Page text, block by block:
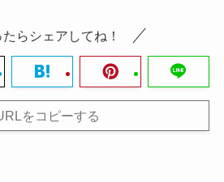
たらシェアしてね！
をコピーする